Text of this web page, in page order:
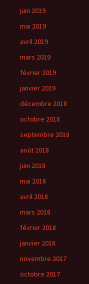
juin 2019
mai 2019
avril 2019
mars 2019
février 2019
janvier 2019
décembre 2018
octobre 2018
septembre 2018
août 2018
juin 2018
mai 2018
avril 2018
mars 2018
février 2018
janvier 2018
novembre 2017
octobre 2017